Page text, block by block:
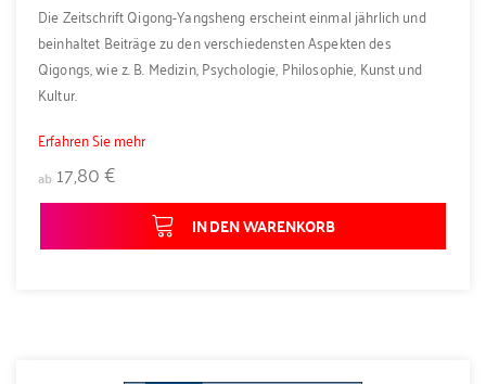
Die Zeitschrift Qigong-Yangsheng erscheint einmal jährlich und
beinhaltet Beiträge zu den verschiedensten Aspekten des
Qigongs, wie z. B. Medizin, Psychologie, Philosophie, Kunst und
Kultur.
Erfahren Sie mehr
ab 17,80 €
IN DEN WARENKORB